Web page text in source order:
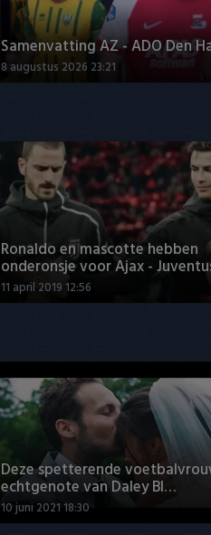
Samenvatting AZ - ADO Den
8 augustus 2026 23:21
Ronaldo en mascotte hebben
onderonsje voor Ajax -
11 april 2019 12:56
Deze spetterende
echtgenote van Daley Bl…
10 juni 2021 18:30